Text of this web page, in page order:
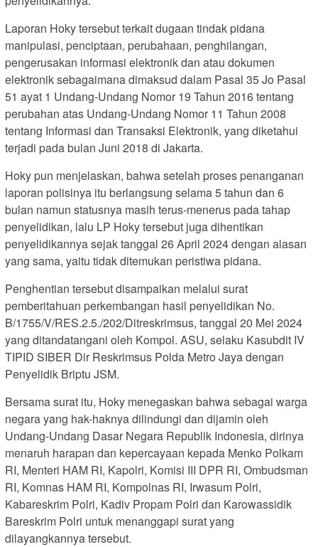
Laporan Hoky tersebut terkait dugaan tindak pidana
manipulasi, penciptaan, perubahaan, penghilangan,
pengerusakan informasi elektronik dan atau dokumen
elektronik sebagaimana dimaksud dalam Pasal 35 Jo Pasal
51 ayat 1 Undang-Undang Nomor 19 Tahun 2016 tentang
perubahan atas Undang-Undang Nomor 11 Tahun 2008
tentang Informasi dan Transaksi Elektronik, yang diketahui
terjadi pada bulan Juni 2018 di Jakarta.
Hoky pun menjelaskan, bahwa setelah proses penanganan
laporan polisinya itu berlangsung selama 5 tahun dan 6
bulan namun statusnya masih terus-menerus pada tahap
penyelidikan, lalu LP Hoky tersebut juga dihentikan
penyelidikannya sejak tanggal 26 April 2024 dengan alasan
yang sama, yaitu tidak ditemukan peristiwa pidana.
Penghentian tersebut disampaikan melalui surat
pemberitahuan perkembangan hasil penyelidikan No.
B/1755/V/RES.2.5./202/Ditreskrimsus, tanggal 20 Mei 2024
yang ditandatangani oleh Kompol. ASU, selaku Kasubdit IV
TIPID SIBER Dir Reskrimsus Polda Metro Jaya dengan
Penyelidik Briptu JSM.
Bersama surat itu, Hoky menegaskan bahwa sebagai warga
negara yang hak-haknya dilindungi dan dijamin oleh
Undang-Undang Dasar Negara Republik Indonesia, dirinya
menaruh harapan dan kepercayaan kepada Menko Polkam
RI, Menteri HAM RI, Kapolri, Komisi III DPR RI, Ombudsman
RI, Komnas HAM RI, Kompolnas RI, Irwasum Polri,
Kabareskrim Polri, Kadiv Propam Polri dan Karowassidik
Bareskrim Polri untuk menanggapi surat yang
dilayangkannya tersebut.